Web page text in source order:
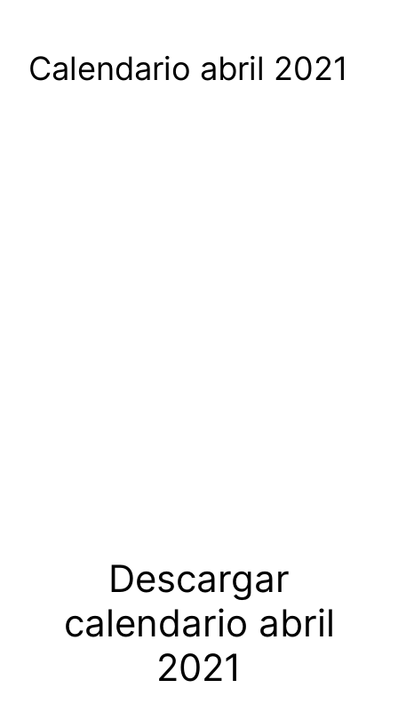
Calendario abril 2021
Descargar
calendario abril
2021